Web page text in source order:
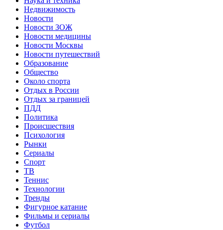
Недвижимость
Новости
Новости ЗОЖ
Новости медицины
Новости Москвы
Новости путешествий
Образование
Общество
Около спорта
Отдых в России
Отдых за границей
ПДД
Политика
Происшествия
Психология
Рынки
Сериалы
Спорт
ТВ
Теннис
Технологии
Тренды
Фигурное катание
Фильмы и сериалы
Футбол